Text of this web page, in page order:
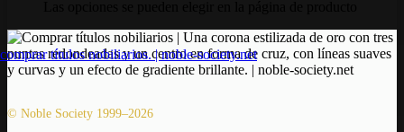
© Noble Society 1999–2026